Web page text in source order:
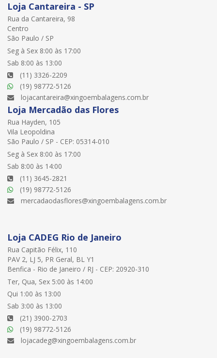
Loja Cantareira - SP
Rua da Cantareira, 98
Centro
São Paulo / SP
Seg à Sex 8:00 às 17:00
Sab 8:00 às 13:00
(11) 3326-2209
(19) 98772-5126
lojacantareira@xingoembalagens.com.br
Loja Mercadão das Flores
Rua Hayden, 105
Vila Leopoldina
São Paulo / SP - CEP: 05314-010
Seg à Sex 8:00 às 17:00
Sab 8:00 às 14:00
(11) 3645-2821
(19) 98772-5126
mercadaodasflores@xingoembalagens.com.br
Loja CADEG Rio de Janeiro
Rua Capitão Félix, 110
PAV 2, LJ 5, PR Geral, BL Y1
Benfica - Rio de Janeiro / RJ - CEP: 20920-310
Ter, Qua, Sex 5:00 às 14:00
Qui 1:00 às 13:00
Sab 3:00 às 13:00
(21) 3900-2703
(19) 98772-5126
lojacadeg@xingoembalagens.com.br